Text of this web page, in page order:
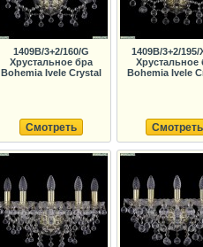
1409B/3+2/160/G
Хрустальное бра
Bohemia Ivele Crystal
Смотреть
1409B/3+2/195/
Хрустальное
Bohemia Ivele
Смотреть